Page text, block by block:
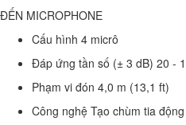
ĐẾN MICROPHONE
Cấu hình 4 micrô
Đáp ứng tần số (± 3 dB) 20 -
Phạm vi đón 4,0 m (13,1 ft)
Công nghệ Tạo chùm tia